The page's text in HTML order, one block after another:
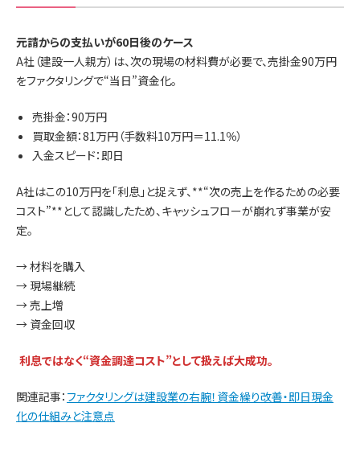
元請からの支払いが60日後のケース
A社（建設一人親方）は、次の現場の材料費が必要で、売掛金90万円
をファクタリングで“当日”資金化。
売掛金：90万円
買取金額：81万円（手数料10万円＝11.1％）
入金スピード：即日
A社はこの10万円を「利息」と捉えず、**“次の売上を作るための必要
コスト”**として認識したため、キャッシュフローが崩れず事業が安
定。
→ 材料を購入
→ 現場継続
→ 売上増
→ 資金回収
利息ではなく“資金調達コスト”として扱えば大成功。
関連記事： ファクタリングは建設業の右腕！資金繰り改善・即日現金
化の仕組みと注意点